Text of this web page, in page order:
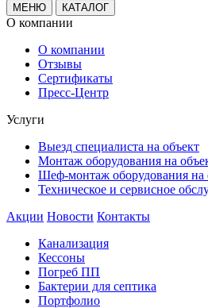
МЕНЮ КАТАЛОГ
О компании
О компании
Отзывы
Сертификаты
Пресс-Центр
Услуги
Выезд специалиста на объект
Монтаж оборудования на
Шеф-монтаж оборудования на
Техническое и сервисное
Акции Новости Контакты
Канализация
Кессоны
Погреб ПП
Бактерии для септика
Портфолио